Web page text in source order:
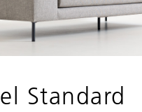
Standard